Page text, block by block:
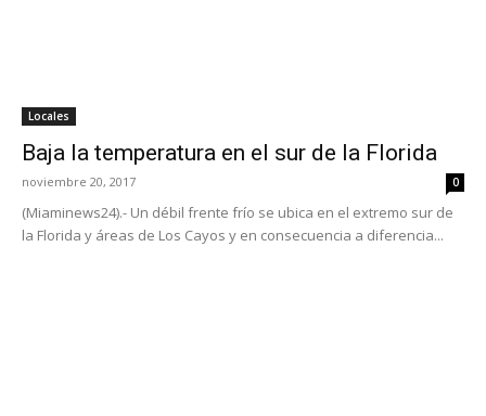
Locales
Baja la temperatura en el sur de la Florida
noviembre 20, 2017 0
(Miaminews24).- Un débil frente frío se ubica en el extremo sur de
la Florida y áreas de Los Cayos y en consecuencia a diferencia...